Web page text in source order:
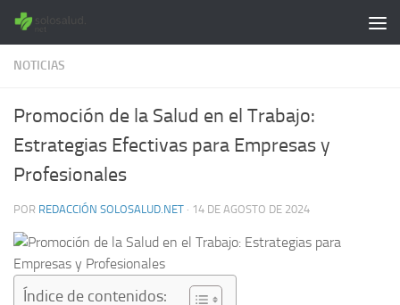
Saltar al contenido
NOTICIAS
Promoción de la Salud en el Trabajo:
Estrategias Efectivas para Empresas y
Profesionales
POR REDACCIÓN SOLOSALUD.NET · 14 DE AGOSTO DE 2024
Índice de contenidos: